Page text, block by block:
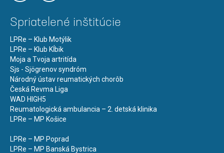
Spriatelené inštitúcie
LPRe – Klub Motýlik
LPRe – Klub Kĺbik
Moja a Tvoja artritída
Sjs - Sjögrenov syndróm
Národný ústav reumatických chorôb
Česká Revma Liga
WAD HIGH5
Reumatologická ambulancia – 2. detská klinika
LPRe – MP Košice
LPRe – MP Poprad
LPRe – MP Banská Bystrica